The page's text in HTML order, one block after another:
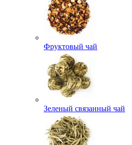
Фруктовый чай
Зеленый связанный чай